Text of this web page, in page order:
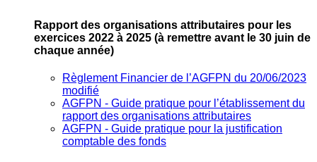
Rapport des organisations attributaires pour les
exercices 2022 à 2025 (à remettre avant le 30 juin de
chaque année)
Règlement Financier de l’AGFPN du 20/06/2023
modifié
AGFPN ‐ Guide pratique pour l’établissement du
rapport des organisations attributaires
AGFPN ‐ Guide pratique pour la justification
comptable des fonds